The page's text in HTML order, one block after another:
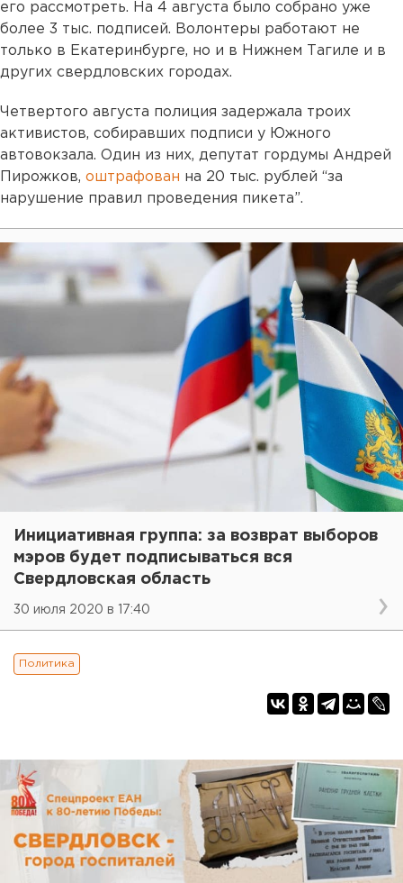
его рассмотреть. На 4 августа было собрано уже
более 3 тыс. подписей. Волонтеры работают не
только в Екатеринбурге, но и в Нижнем Тагиле и в
других свердловских городах.
Четвертого августа полиция задержала троих
активистов, собиравших подписи у Южного
автовокзала. Один из них, депутат гордумы Андрей
Пирожков, оштрафован на 20 тыс. рублей “за
нарушение правил проведения пикета”.
Инициативная группа: за возврат выборов
мэров будет подписываться вся
Свердловская область
30 июля 2020 в 17:40
Политика